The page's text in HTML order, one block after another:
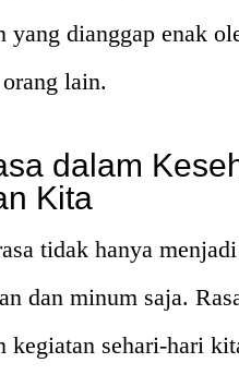
yang dianggap enak
lain.
dalam
Kita
tidak hanya
dan minum saja.
kegiatan sehari-hari